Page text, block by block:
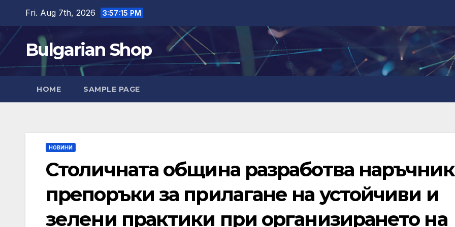
content
Fri. Aug 7th, 2026 3:57:16 PM
Bulgarian Shop
HOME SAMPLE PAGE
НОВИНИ
Столичната община разработва
препоръки за прилагане на устойчиви и
зелени практики при организирането на